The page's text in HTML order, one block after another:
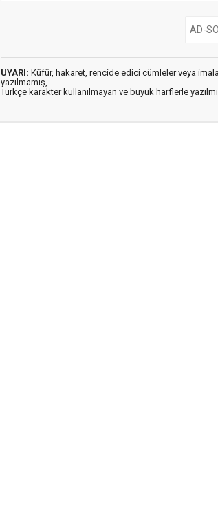
UYARI: Küfür, hakaret, rencide edici cümleler veya
yazılmamış,
Türkçe karakter kullanılmayan ve büyük harflerle